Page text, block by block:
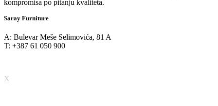
kompromisa po pitanju kvaliteta.
Saray Furniture
A: Bulevar Meše Selimovića, 81 A
T: +387 61 050 900
X